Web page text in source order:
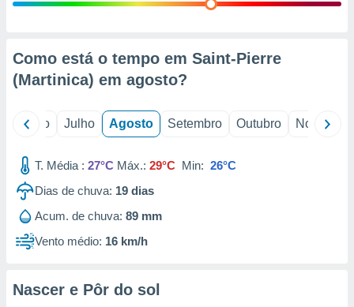
através
estudos
1199
Como está o tempo em Saint-Pierre
(Martinica) em agosto?
Junho Julho Agosto Setembro Outubro Novembro
T. Média : 27°C Máx.: 29°C Min: 26°C
Dias de chuva: 19 dias
Acum. de chuva: 89 mm
Vento médio: 16 km/h
Nascer e Pôr do sol